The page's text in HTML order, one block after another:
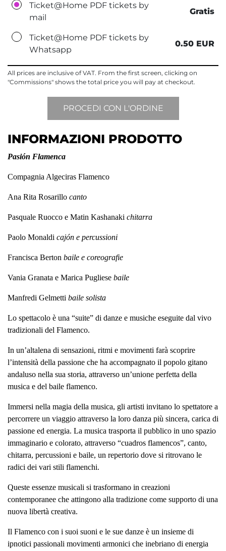
Ticket@Home PDF tickets by
mail
Gratis
Ticket@Home PDF tickets by
Whatsapp
0.50 EUR
All prices are inclusive of VAT. From the first screen, clicking on
"Commissions" shows the total price you will pay at checkout.
INFORMAZIONI PRODOTTO
Pasión Flamenca
Compagnia Algeciras Flamenco
Ana Rita Rosarillo canto
Pasquale Ruocco e Matin Kashanaki chitarra
Paolo Monaldi cajón e percussioni
Francisca Berton baile e coreografie
Vania Granata e Marica Pugliese baile
Manfredi Gelmetti baile solista
Lo spettacolo è una “suite” di danze e musiche eseguite dal vivo
tradizionali del Flamenco.
In un’altalena di sensazioni, ritmi e movimenti farà scoprire
l’intensità della passione che ha accompagnato il popolo gitano
andaluso nella sua storia, attraverso un’unione perfetta della
musica e del baile flamenco.
Immersi nella magia della musica, gli artisti invitano lo spettatore a
percorrere un viaggio attraverso la loro danza più sincera, carica di
passione ed energia. La musica trasporta il pubblico in uno spazio
immaginario e colorato, attraverso “cuadros flamencos”, canto,
chitarra, percussioni e baile, un repertorio dove si ritrovano le
radici dei vari stili flamenchi.
Queste essenze musicali si trasformano in creazioni
contemporanee che attingono alla tradizione come supporto di una
nuova libertà creativa.
Il Flamenco con i suoi suoni e le sue danze è un insieme di
ipnotici passionali movimenti armonici che inebriano di energia